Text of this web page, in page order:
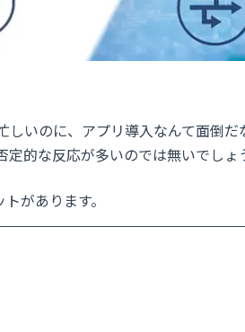
いのに、アプリ導入なんて面倒
的な反応が多いのでは無いでしょ
があります。